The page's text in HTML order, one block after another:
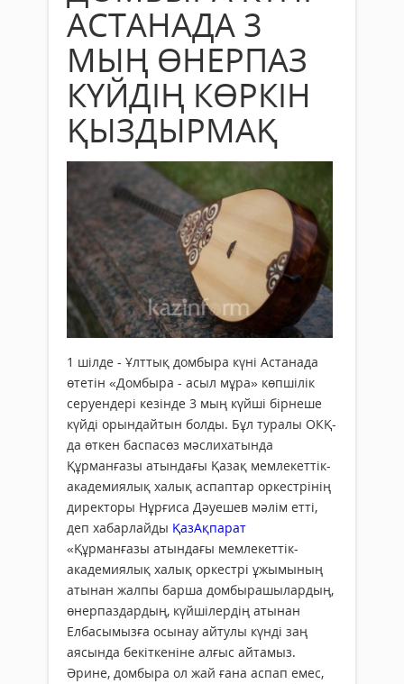
АСТАНАДА 3
МЫҢ ӨНЕРПАЗ
КҮЙДІҢ КӨРКІН
ҚЫЗДЫРМАҚ
1 шілде - Ұлттық домбыра күні Астанада
өтетін «Домбыра - асыл мұра» көпшілік
серуендері кезінде 3 мың күйші бірнеше
күйді орындайтын болды. Бұл туралы ОКҚ-
да өткен баспасөз мәслихатында
Құрманғазы атындағы Қазақ мемлекеттік-
академиялық халық аспаптар оркестрінің
директоры Нұрғиса Дәуешев мәлім етті,
деп хабарлайды ҚазАқпарат
«Құрманғазы атындағы мемлекеттік-
академиялық халық оркестрі ұжымының
атынан жалпы барша домбырашылардың,
өнерпаздардың, күйшілердің атынан
Елбасымызға осынау айтулы күнді заң
аясында бекіткеніне алғыс айтамыз.
Әрине, домбыра ол жай ғана аспап емес,